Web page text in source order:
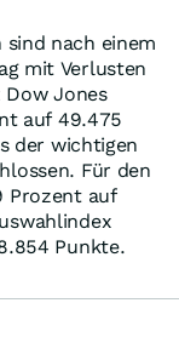
sind nach einem
mit Verlusten
Jones
auf 49.475
der wichtigen
Für den
Prozent auf
Punkte.